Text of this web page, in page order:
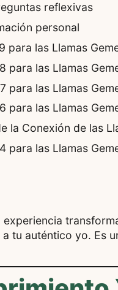
reflexivas
personal
para las Llamas
para las Llamas
para las Llamas
para las Llamas
la Conexión de las
para las Llamas
tu auténtico yo. Es